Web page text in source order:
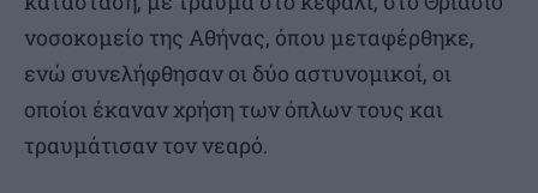
νοσοκομείο της Αθήνας, όπου μεταφέρθηκε,
ενώ συνελήφθησαν οι δύο αστυνομικοί, οι
οποίοι έκαναν χρήση των όπλων τους και
τραυμάτισαν τον νεαρό.